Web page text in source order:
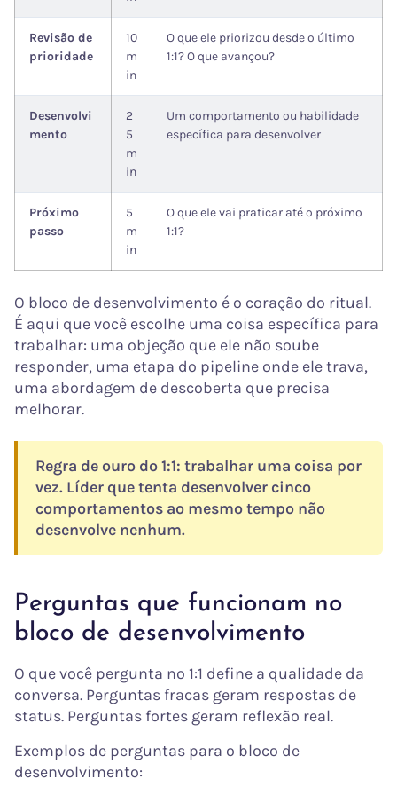
Revisão de
prioridade
10
m
in
O que ele priorizou desde o último
1:1? O que avançou?
Desenvolvi
mento
2
5
m
in
Um comportamento ou habilidade
específica para desenvolver
Próximo
passo
5
m
in
O que ele vai praticar até o próximo
1:1?
O bloco de desenvolvimento é o coração do ritual.
É aqui que você escolhe uma coisa específica para
trabalhar: uma objeção que ele não soube
responder, uma etapa do pipeline onde ele trava,
uma abordagem de descoberta que precisa
melhorar.
Regra de ouro do 1:1: trabalhar uma coisa por
vez. Líder que tenta desenvolver cinco
comportamentos ao mesmo tempo não
desenvolve nenhum.
Perguntas que funcionam no
bloco de desenvolvimento
O que você pergunta no 1:1 define a qualidade da
conversa. Perguntas fracas geram respostas de
status. Perguntas fortes geram reflexão real.
Exemplos de perguntas para o bloco de
desenvolvimento: